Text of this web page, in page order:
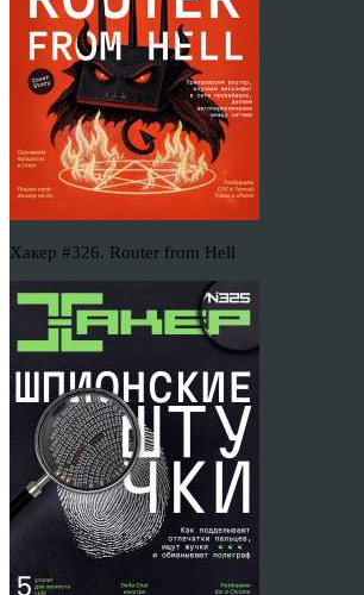
Хакер #326. Router from Hell